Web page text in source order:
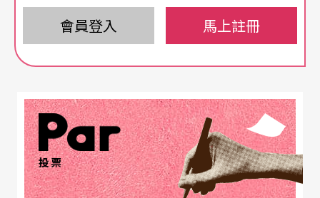
錯而轉來這裡不一樣，他是因為在原來的學校總是
被霸凌，媽媽希望幫他換個環境，所以他才來到這
會員登入 馬上註冊
投票